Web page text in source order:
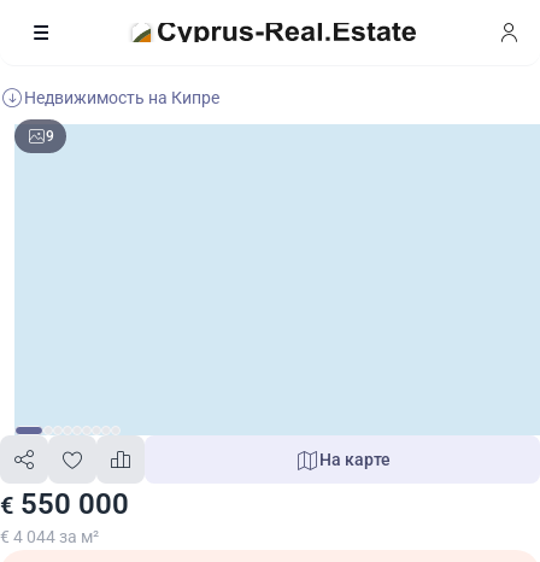
Недвижимость на Кипре
9
€ 550 000
€ 4 044 за м²
На карте